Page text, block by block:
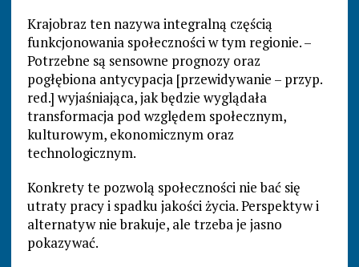
Krajobraz ten nazywa integralną częścią
funkcjonowania społeczności w tym regionie. –
Potrzebne są sensowne prognozy oraz
pogłębiona antycypacja [przewidywanie – przyp.
red.] wyjaśniająca, jak będzie wyglądała
transformacja pod względem społecznym,
kulturowym, ekonomicznym oraz
technologicznym.
Konkrety te pozwolą społeczności nie bać się
utraty pracy i spadku jakości życia. Perspektyw i
alternatyw nie brakuje, ale trzeba je jasno
pokazywać.